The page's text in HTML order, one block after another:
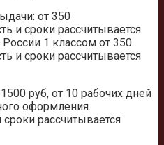
от 350
и сроки рассчитывается
1 классом от 350
и сроки рассчитывается
руб, от 10 рабочих дней
оформления.
рассчитывается